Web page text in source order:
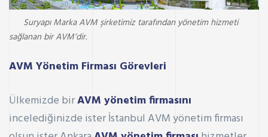
Suryapı Marka AVM şirketimiz tarafından yönetim hizmeti
sağlanan bir AVM’dir.
AVM Yönetim Firması Görevleri
Ülkemizde birAVM yönetim firmasını
incelediğinizde ister İstanbul AVM yönetim firması